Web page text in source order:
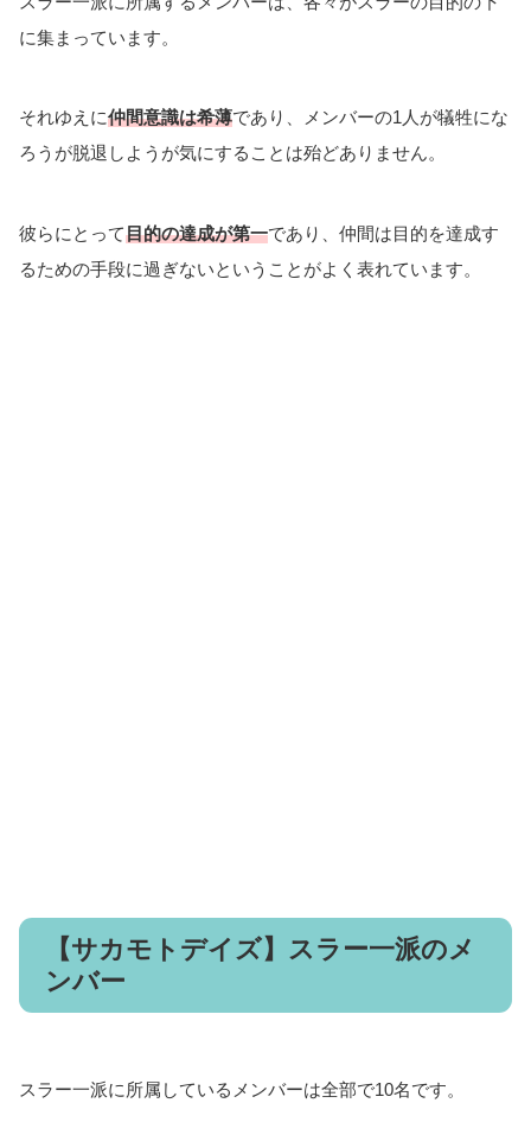
に集まっています。
それゆえに仲間意識は希薄であり、メンバーの1人が犠牲にな
ろうが脱退しようが気にすることは殆どありません。
彼らにとって目的の達成が第一であり、仲間は目的を達成す
るための手段に過ぎないということがよく表れています。
【サカモトデイズ】スラー一派のメ
ンバー
スラー一派に所属しているメンバーは全部で10名です。